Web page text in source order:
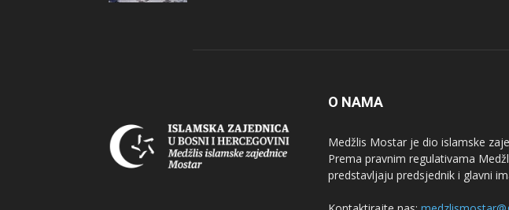
O NAMA
Medžlis Mostar je dio islamske
Prema pravnim regulativama
predstavljaju predsjednik i glavni